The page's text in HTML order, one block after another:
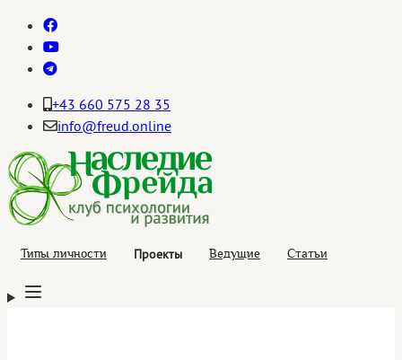
+43 660 575 28 35
info@freud.online
Типы личности Проекты Ведущие Статьи